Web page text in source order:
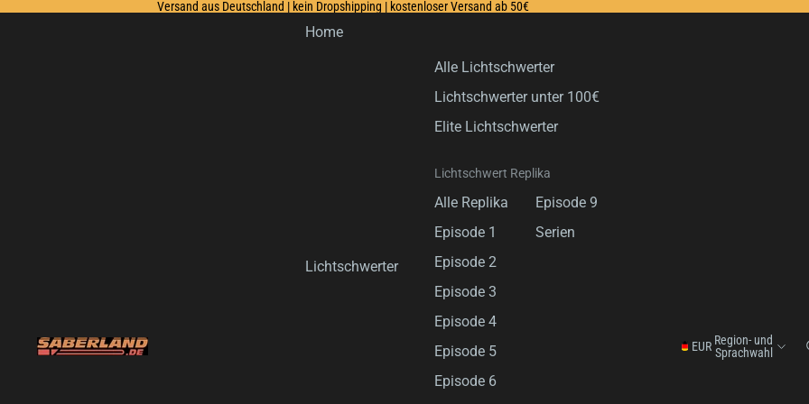
Versand aus Deutschland | kein Dropshipping | kostenloser Versand ab 50€
Home
Lichtschwerter
Alle Lichtschwerter
Lichtschwerter unter 100€
Elite Lichtschwerter
Lichtschwert Replika
Alle Replika
Episode 1
Episode 2
Episode 3
Episode 4
Episode 5
Episode 6
Episode 9
Serien
EUR Region- und
Sprachwahl